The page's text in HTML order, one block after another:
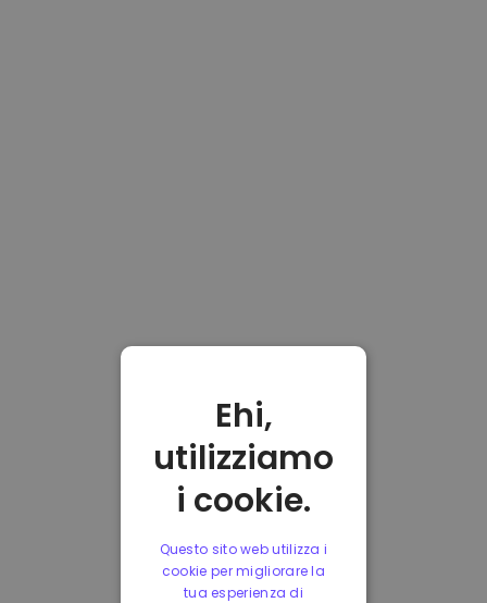
Ehi,
utilizziamo
i cookie.
Questo sito web utilizza i
cookie per migliorare la
tua esperienza di